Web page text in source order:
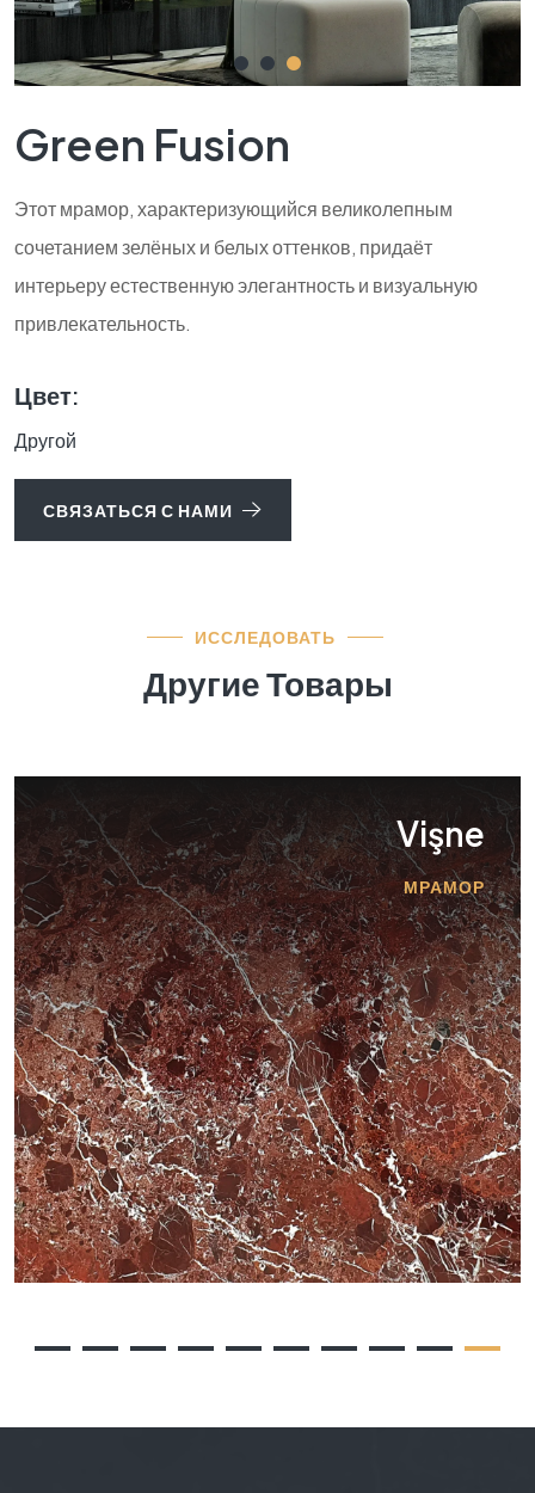
Green Fusion
Этот мрамор, характеризующийся великолепным
сочетанием зелёных и белых оттенков, придаёт
интерьеру естественную элегантность и визуальную
привлекательность.
Цвет:
Другой
СВЯЗАТЬСЯ С НАМИ
ИССЛЕДОВАТЬ
Другие Товары
Vişne
МРАМОР